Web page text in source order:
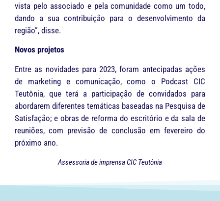
vista pelo associado e pela comunidade como um todo,
dando a sua contribuição para o desenvolvimento da
região”, disse.
Novos projetos
Entre as novidades para 2023, foram antecipadas ações
de marketing e comunicação, como o Podcast CIC
Teutônia, que terá a participação de convidados para
abordarem diferentes temáticas baseadas na Pesquisa de
Satisfação; e obras de reforma do escritório e da sala de
reuniões, com previsão de conclusão em fevereiro do
próximo ano.
Assessoria de imprensa CIC Teutônia